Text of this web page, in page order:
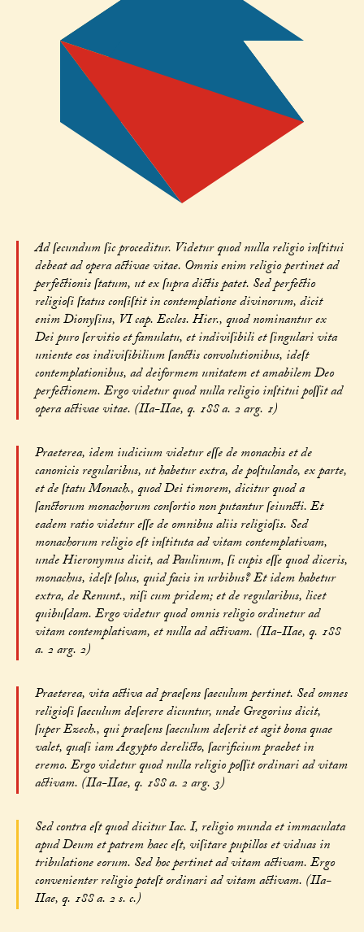
Ad ſecundum ſic proceditur. Videtur quod nulla religio inſtitui
debeat ad opera activae vitae. Omnis enim religio pertinet ad
perfectionis ſtatum, ut ex ſupra dictis patet. Sed perfectio
religioſi ſtatus conſiſtit in contemplatione divinorum, dicit
enim Dionyſius, VI cap. Eccles. Hier., quod nominantur ex
Dei puro ſervitio et famulatu, et indiviſibili et ſingulari vita
uniente eos indiviſibilium ſanctis convolutionibus, ideſt
contemplationibus, ad deiformem unitatem et amabilem Deo
perfectionem. Ergo videtur quod nulla religio inſtitui poſſit ad
opera activae vitae. (IIa-IIae, q. 188 a. 2 arg. 1)
Praeterea, idem iudicium videtur eſſe de monachis et de
canonicis regularibus, ut habetur extra, de poſtulando, ex parte,
et de ſtatu Monach., quod Dei timorem, dicitur quod a
ſanctorum monachorum conſortio non putantur ſeiuncti. Et
eadem ratio videtur eſſe de omnibus aliis religioſis. Sed
monachorum religio eſt inſtituta ad vitam contemplativam,
unde Hieronymus dicit, ad Paulinum, ſi cupis eſſe quod diceris,
monachus, ideſt ſolus, quid facis in urbibus? Et idem habetur
extra, de Renunt., niſi cum pridem; et de regularibus, licet
quibuſdam. Ergo videtur quod omnis religio ordinetur ad
vitam contemplativam, et nulla ad activam. (IIa-IIae, q. 188
a. 2 arg. 2)
Praeterea, vita activa ad praeſens ſaeculum pertinet. Sed omnes
religioſi ſaeculum deſerere dicuntur, unde Gregorius dicit,
ſuper Ezech., qui praeſens ſaeculum deſerit et agit bona quae
valet, quaſi iam Aegypto derelicto, ſacrificium praebet in
eremo. Ergo videtur quod nulla religio poſſit ordinari ad vitam
activam. (IIa-IIae, q. 188 a. 2 arg. 3)
Sed contra eſt quod dicitur Iac. I, religio munda et immaculata
apud Deum et patrem haec eſt, viſitare pupillos et viduas in
tribulatione eorum. Sed hoc pertinet ad vitam activam. Ergo
convenienter religio poteſt ordinari ad vitam activam. (IIa-
IIae, q. 188 a. 2 s. c.)